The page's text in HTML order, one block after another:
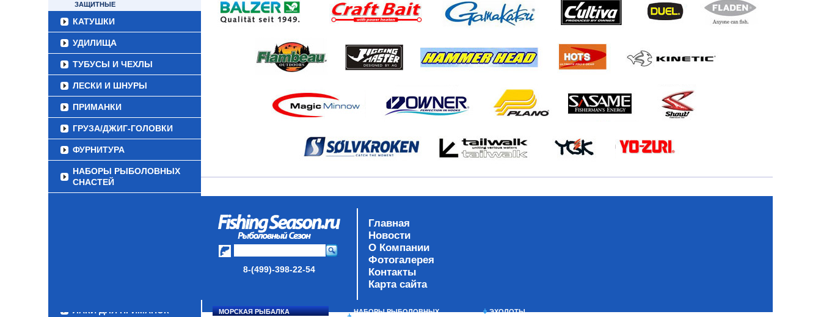
ЗАЩИТНЫЕ
КАТУШКИ
УДИЛИЩА
ТУБУСЫ И ЧЕХЛЫ
ЛЕСКИ И ШНУРЫ
ПРИМАНКИ
ГРУЗА/ДЖИГ-ГОЛОВКИ
ФУРНИТУРА
НАБОРЫ РЫБОЛОВНЫХ
СНАСТЕЙ
ЛАКИ ДЛЯ ПРИМАНОК
8-(499)-398-22-54
Главная
Новости
О Компании
Фотогалерея
Контакты
Карта сайта
МОРСКАЯ РЫБАЛКА НАБОРЫ РЫБОЛОВНЫХ ЭХОЛОТЫ